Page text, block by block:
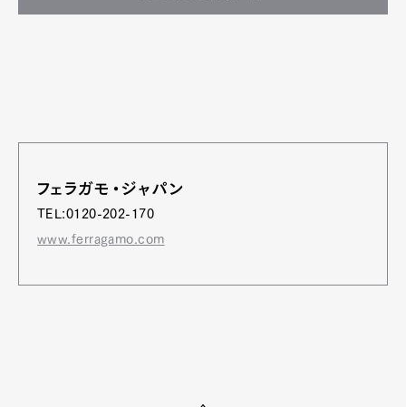
フェラガモ・ジャパン
TEL:0120-202-170
www.ferragamo.com